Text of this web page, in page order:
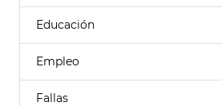
Educación
Empleo
Fallas